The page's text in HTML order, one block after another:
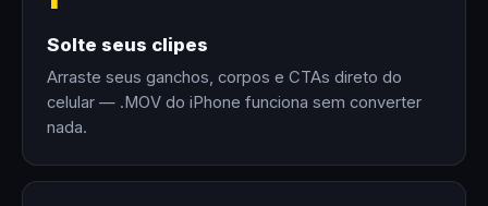
Solte seus clipes
Arraste seus ganchos, corpos e CTAs direto do
celular — .MOV do iPhone funciona sem converter
nada.